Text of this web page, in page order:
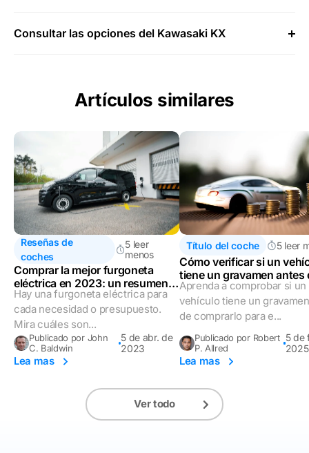
Consultar las opciones del Kawasaki KX
Artículos similares
Reseñas de
coches
5 leer
menos
Comprar la mejor furgoneta
eléctrica en 2023: un resumen
detallado
Hay una furgoneta eléctrica para
cada necesidad o presupuesto.
Mira cuáles son...
Publicado por John
C. Baldwin
5 de abr. de
2023
Lea mas
Título del coche 5 leer
Cómo verificar si un
tiene un gravamen antes
comprarlo
Aprenda a comprobar si un
vehículo tiene un
de comprarlo para e...
Publicado por Robert
P. Allred
5 de
2025
Lea mas
Ver todo